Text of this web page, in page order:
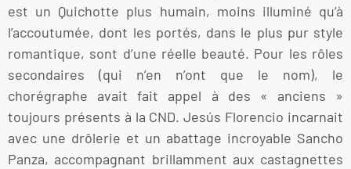
est un Quichotte plus humain, moins illuminé qu’à
l’accoutumée, dont les portés, dans le plus pur style
romantique, sont d’une réelle beauté. Pour les rôles
secondaires (qui n’en n’ont que le nom), le
chorégraphe avait fait appel à des « anciens »
toujours présents à la CND. Jesús Florencio incarnait
avec une drôlerie et un abattage incroyable Sancho
Panza, accompagnant brillamment aux castagnettes